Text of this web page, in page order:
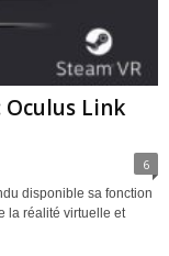
Link
6
disponible sa fonction
la réalité virtuelle et